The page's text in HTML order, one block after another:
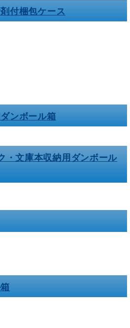
付梱包ケース
ンボール箱
・文庫本収納用ダンボール